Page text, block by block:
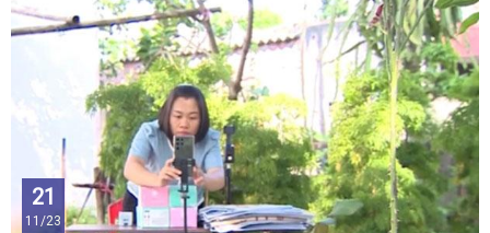
21
11/23